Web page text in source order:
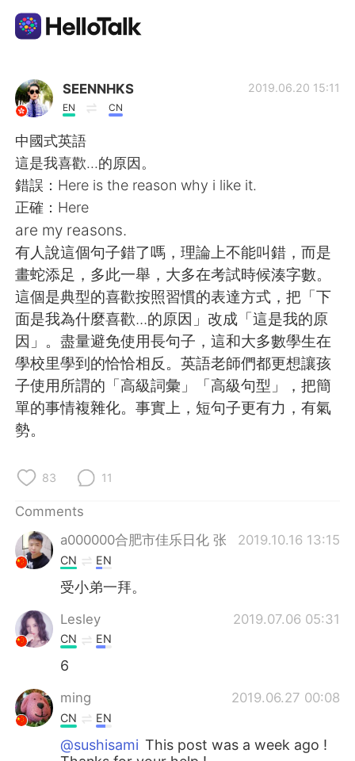
Language Exchange App
AI Grammar Checker
English
简体中文
Español العربية
Français Deutsch
日本語 한국어
Русский ไทย
Türkçe
Português
SEENNHKS
EN CN
2019.06.20 15:11
中國式英語
這是我喜歡...的原因。
錯誤：Here is the reason why i like it.
正確：Here
are my reasons.
有人說這個句子錯了嗎，理論上不能叫錯，而是
畫蛇添足，多此一舉，大多在考試時候湊字數。
這個是典型的喜歡按照習慣的表達方式，把「下
面是我為什麼喜歡...的原因」改成「這是我的原
因」。盡量避免使用長句子，這和大多數學生在
學校里學到的恰恰相反。英語老師們都更想讓孩
子使用所謂的「高級詞彙」「高級句型」，把簡
單的事情複雜化。事實上，短句子更有力，有氣
勢。
83 11
Comments
a000000合肥市佳乐日化 张
2019.10.16 13:15
CN EN
受小弟一拜。
Lesley 2019.07.06 05:31
CN EN
6
ming 2019.06.27 00:08
CN EN
@sushisami This post was a week ago !